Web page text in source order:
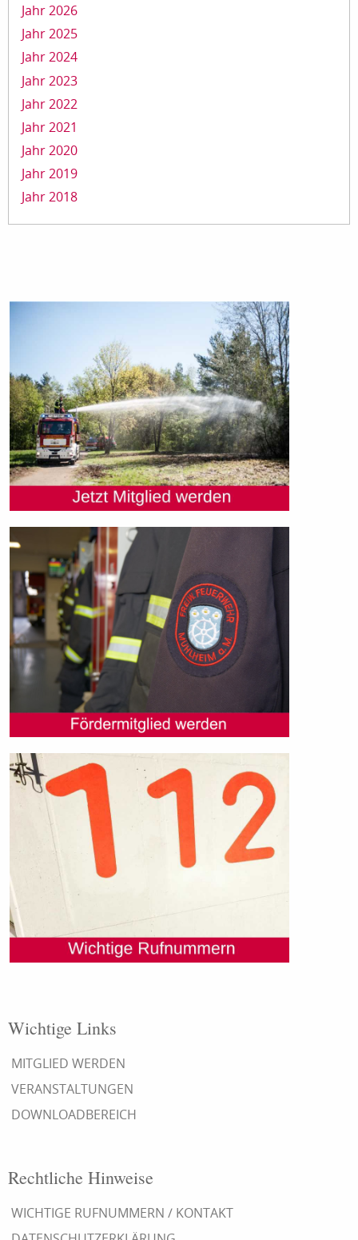
Jahr 2026
Jahr 2025
Jahr 2024
Jahr 2023
Jahr 2022
Jahr 2021
Jahr 2020
Jahr 2019
Jahr 2018
Wichtige Links
MITGLIED WERDEN
VERANSTALTUNGEN
DOWNLOADBEREICH
Rechtliche Hinweise
WICHTIGE RUFNUMMERN / KONTAKT